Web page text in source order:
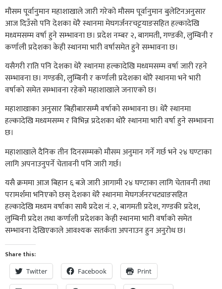
मौसम पूर्वानुमान महाशाखाले जारी गरेको मौसम पूर्वानुमान बुलेटिनअनुसार
आज दिउँसो पनि देशका धेरै स्थानमा मेघगर्जनरचट्टयाङसहित हल्कादेखि
मध्यमसम्म वर्षा हुने सम्भावना छ। प्रदेश नम्बर २, बागमती, गण्डकी, लुम्बिनी र
कर्णाली प्रदेशका केही स्थानमा भारी वर्षासमेत हुने सम्भावना छ।
यसैगरी राति पनि देशका धेरै स्थानमा हल्कादेखि मध्यमसम्म वर्षा जारी रहने
सम्भावना छ। गण्डकी, लुम्बिनी र कर्णाली प्रदेशका थोरै स्थानमा भने भारी
वर्षाको समेत सम्भावना रहेको महाशाखाले जनाएको छ।
महाशाखाका अनुसार बिहीबारसम्मै वर्षाको सम्भावना छ। धेरै स्थानमा
हल्कादेखि मध्यमसम्म र विभिन्न प्रदेशका थोरै स्थानमा भारी वर्षा हुने सम्भावना
छ।
महाशाखाले दैनिक तीन दिनसम्मको मौसम अनुमान गर्ने गर्छ भने २४ घण्टाका
लागि अपनाउनुपर्ने चेतावनी पनि जारी गर्छ।
यसै क्रममा आज बिहान ६ बजे जारी आगामी २४ घण्टाका लागि चेतावनी तथा
परामर्शमा भनिएको छस् देशका धेरै स्थानमा मेघगर्जनरचट्याङसहित
हल्कादेखि मध्यम वर्षाका साथै प्रदेश नं. २, बागमती प्रदेश, गण्डकी प्रदेश,
लुम्बिनी प्रदेश तथा कर्णाली प्रदेशका केही स्थानमा भारी वर्षाको समेत
सम्भावना देखिएकाले आवश्यक सतर्कता अपनाउन हुन अनुरोध छ।
Share this:
Twitter Facebook Print